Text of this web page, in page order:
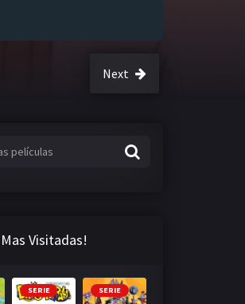
Next
Mas Visitadas!
SERIE SERIE